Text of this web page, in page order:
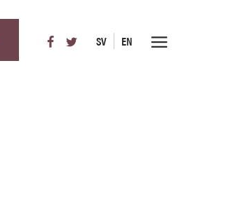
SV EN